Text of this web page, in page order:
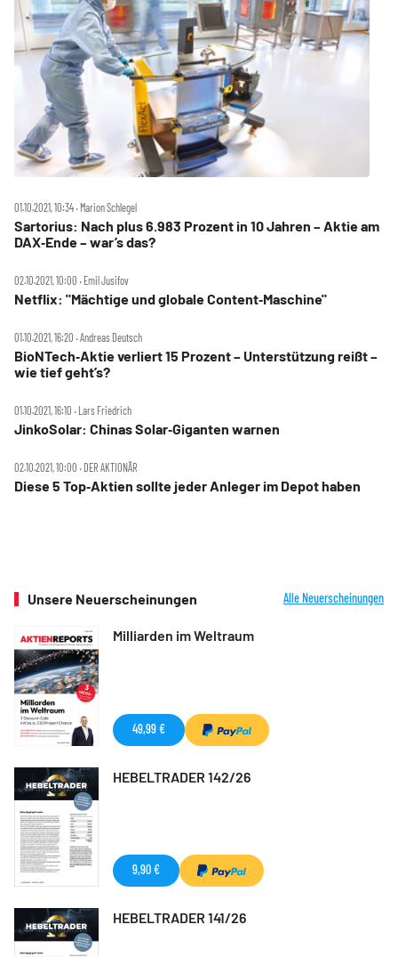
01.10.2021, 10:34 ‧ Marion Schlegel
Sartorius: Nach plus 6.983 Prozent in 10 Jahren – Aktie am
DAX‑Ende – war’s das?
02.10.2021, 10:00 ‧ Emil Jusifov
Netflix: "Mächtige und globale Content‑Maschine"
01.10.2021, 16:20 ‧ Andreas Deutsch
BioNTech‑Aktie verliert 15 Prozent – Unterstützung reißt –
wie tief geht’s?
01.10.2021, 16:10 ‧ Lars Friedrich
JinkoSolar: Chinas Solar‑Giganten warnen
02.10.2021, 10:00 ‧ DER AKTIONÄR
Diese 5 Top‑Aktien sollte jeder Anleger im Depot haben
Unsere Neuerscheinungen Alle Neuerscheinungen
Milliarden im Weltraum
49,99 €
HEBELTRADER 142/26
9,90 €
HEBELTRADER 141/26